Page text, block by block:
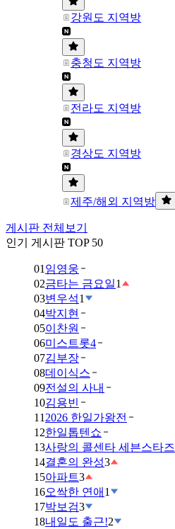
강원도 지역방
충청도 지역방
전라도 지역방
경상도 지역방
제주/해외 지역방
게시판 전체보기
인기 게시판 TOP 50
01 임영웅
02금타는 금요일1
03변우석1
04박지현
05이찬원
06미스트롯4
07김부장
08데이식스
09전설의 사내
10김용빈
11 2026 한일가왕전
12한일톱텐쇼
13사랑의 콜센타 세븐스타즈
14결혼의 완성3
15아파트3
16오싹한 연애 1
17박보검3
18내일도 출근!2